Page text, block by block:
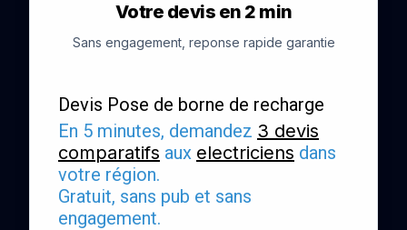
Votre devis en 2 min
Sans engagement, reponse rapide garantie
Devis Pose de borne de recharge
En 5 minutes, demandez 3 devis
comparatifs aux electriciens dans
votre région.
Gratuit, sans pub et sans
engagement.